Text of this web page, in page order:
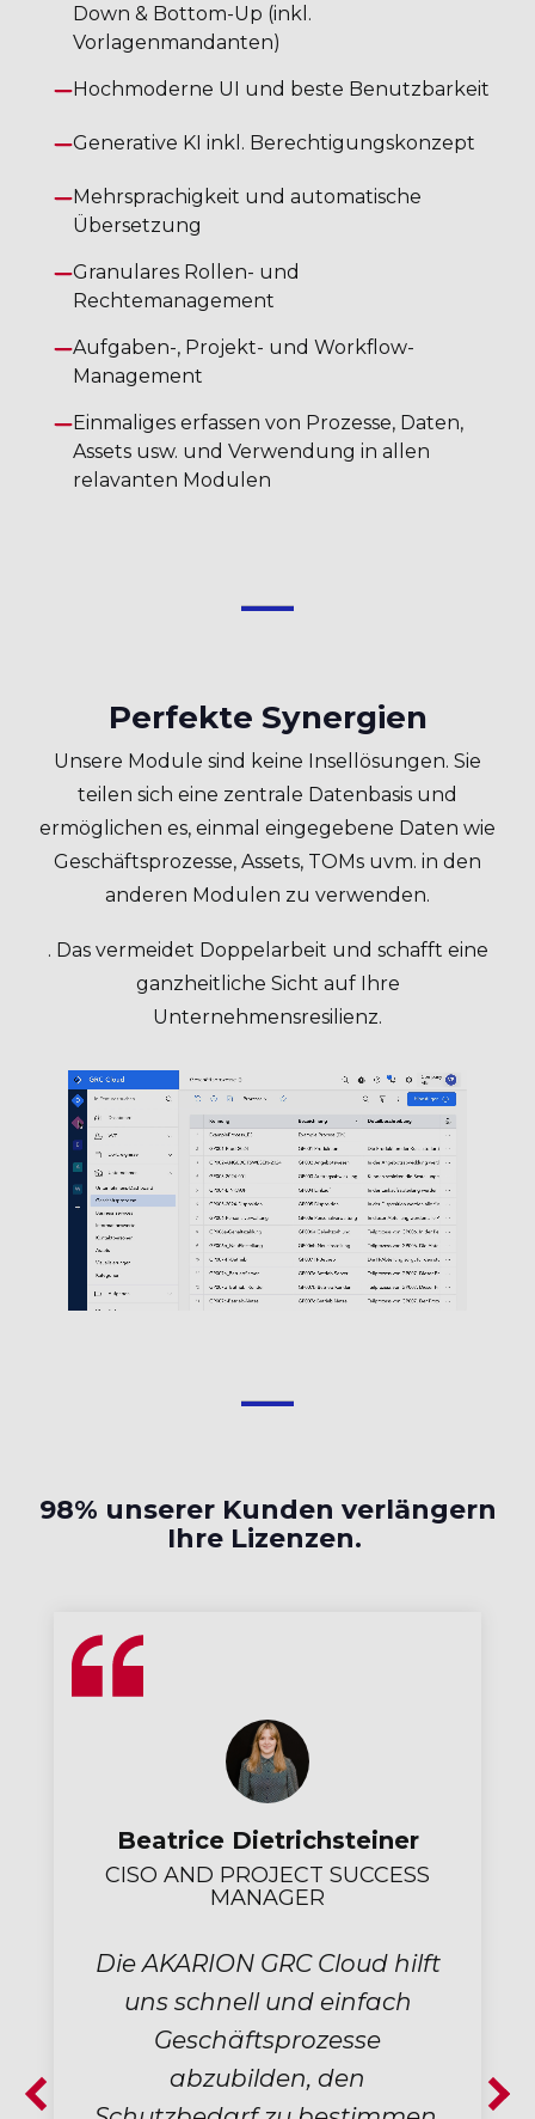
Down & Bottom-Up (inkl.
Vorlagenmandanten)
Hochmoderne UI und beste Benutzbarkeit
Generative KI inkl. Berechtigungskonzept
Mehrsprachigkeit und automatische
Übersetzung
Granulares Rollen- und
Rechtemanagement
Aufgaben-, Projekt- und Workflow-
Management
Einmaliges erfassen von Prozesse, Daten,
Assets usw. und Verwendung in allen
relavanten Modulen
Perfekte Synergien
Unsere Module sind keine Insellösungen. Sie
teilen sich eine zentrale Datenbasis und
ermöglichen es, einmal eingegebene Daten wie
Geschäftsprozesse, Assets, TOMs uvm. in den
anderen Modulen zu verwenden.
. Das vermeidet Doppelarbeit und schafft eine
ganzheitliche Sicht auf Ihre
Unternehmensresilienz.
98% unserer Kunden verlängern
Ihre Lizenzen.
Andreas Bögemann
GESCHÄFTSFÜHRER
Überprüfungspläne können
systematische sowie
regelmäßige Überprüfungen
abgehalten werden. Alle